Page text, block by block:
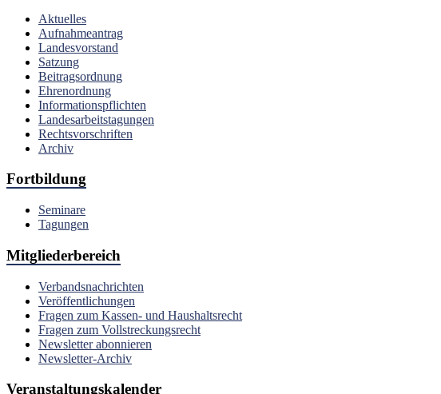
Aktuelles
Aufnahmeantrag
Landesvorstand
Satzung
Beitragsordnung
Ehrenordnung
Informationspflichten
Landesarbeitstagungen
Rechtsvorschriften
Archiv
Fortbildung
Seminare
Tagungen
Mitgliederbereich
Verbandsnachrichten
Veröffentlichungen
Fragen zum Kassen- und Haushaltsrecht
Fragen zum Vollstreckungsrecht
Newsletter abonnieren
Newsletter-Archiv
Veranstaltungskalender